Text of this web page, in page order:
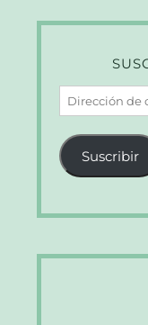
Dirección
de
correo
electrónico
Suscribir